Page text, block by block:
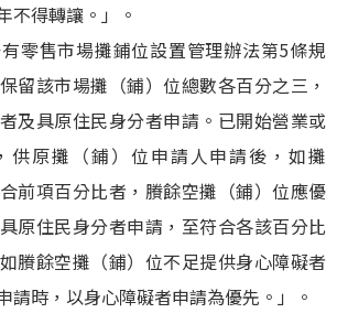
不得轉讓。」。
有零售市場攤鋪位設置管理辦法第5條規
留該市場攤（鋪）位總數各百分之三，
及具原住民身分者申請。已開始營業或
供原攤（鋪）位申請人申請後，如攤
合前項百分比者，賸餘空攤（鋪）位應優
原住民身分者申請，至符合各該百分比
賸餘空攤（鋪）位不足提供身心障礙者
請時，以身心障礙者申請為優先。」。